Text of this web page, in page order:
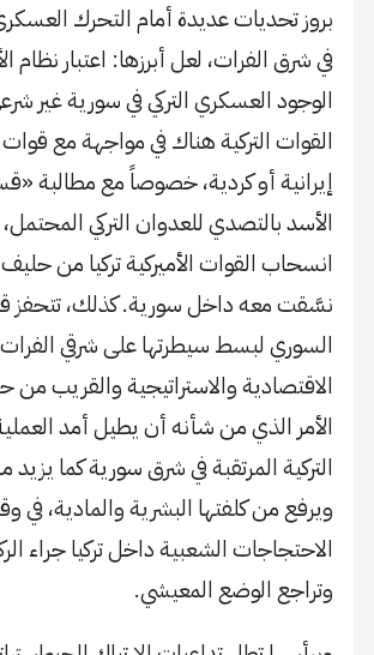
بروز تحديات عديدة أمام التحرك
في شرق الفرات، لعل أبرزها: اعتبار نظام
الوجود العسكري التركي في سورية غير
القوات التركية هناك في مواجهة مع
إيرانية أو كردية، خصوصاً مع مطالبة
الأسد بالتصدي للعدوان التركي
انسحاب القوات الأميركية تركيا من
نسَّقت معه داخل سورية. كذلك، تتحفز
السوري لبسط سيطرتها على شرقي
الاقتصادية والاستراتيجية والقريب من
الأمر الذي من شأنه أن يطيل أمد
التركية المرتقبة في شرق سورية كما
ويرفع من كلفتها البشرية والمادية،
الاحتجاجات الشعبية داخل تركيا جراء
وتراجع الوضع المعيشي.